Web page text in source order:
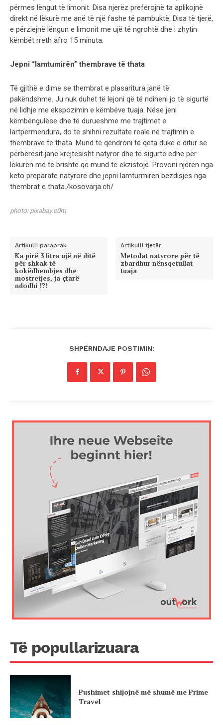
përmes lëngut të limonit. Disa njerëz preferojnë ta aplikojnë
direkt në lëkurë me anë të një fashe të pambuktë. Disa të tjerë,
e përziejnë lëngun e limonit me ujë të ngrohtë dhe i zhytin
këmbët rreth afro 15 minuta.
Jepni “lamtumirën” thembrave të thata
Të gjithë e dime se thembrat e plasaritura janë të
pakëndshme. Ju nuk duhet të lejoni që të ndiheni jo të sigurtë
në lidhje me ekspozimin e këmbëve tuaja. Nëse jeni
këmbëngulëse dhe të durueshme me trajtimet e
lartpërmendura, do të shihni rezultate reale në trajtimin e
thembrave të thata. Mund të qëndroni të qeta duke e ditur se
përbërësit janë krejtësisht natyror dhe të sigurtë edhe për
lëkurën më të brishtë që mund të ekzistojë. Provoni njërën nga
këto preparate natyrore dhe jepni lamturmirën bezdisjes nga
thembrat e thata./kosovarja.ch/
photo: pixabay.c0m
Artikulli paraprak
Ka pirë 3 litra ujë në ditë
për shkak të
kokëdhembjes dhe
mostretjes, ja çfarë
ndodhi !?!
Artikulli tjetër
Metodat natyrore për të
zbardhur nënsqetullat
tuaja
SHPËRNDAJE POSTIMIN:
Të popullarizuara
Pushimet shijojnë më shumë me Prime
Travel